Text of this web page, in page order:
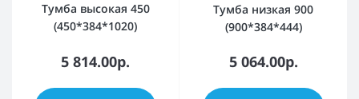
Тумба высокая 450
(450*384*1020)
5 814.00р.
Тумба низкая 900
(900*384*444)
5 064.00р.